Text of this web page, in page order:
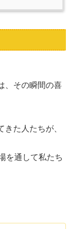
、その瞬間の喜
た人たちが、
を通して私たち